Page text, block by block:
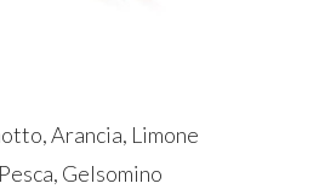
Arancia, Limone
Gelsomino